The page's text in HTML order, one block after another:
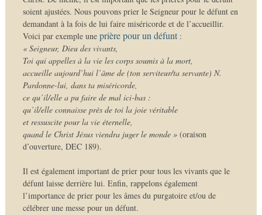
soient ajustées. Nous pouvons prier le Seigneur pour le défunt en
demandant à la fois de lui faire miséricorde et de l’accueillir.
Voici par exemple une prière pour un défunt:
« Seigneur, Dieu des vivants,
Toi qui appelles à la vie les corps soumis à la mort,
accueille aujourd’hui l’âme de (ton serviteur/ta servante) N.
Pardonne-lui, dans ta miséricorde,
ce qu’il/elle a pu faire de mal ici-bas :
qu’il/elle connaisse près de toi la joie véritable
et ressuscite pour la vie éternelle,
quand le Christ Jésus viendra juger le monde »(oraison
d’ouverture, DEC 189).
Il est également important de prier pour tous les vivants que le
défunt laisse derrière lui. Enfin, rappelons également
l’importance de prier pour les âmes du purgatoire et/ou de
célébrer une messe pour un défunt.